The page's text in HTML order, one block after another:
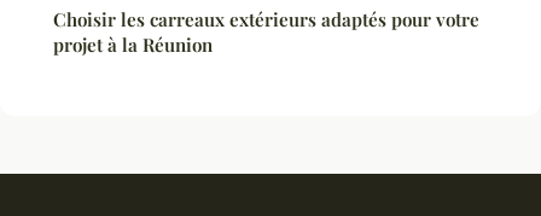
Choisir les carreaux extérieurs adaptés pour votre
projet à la Réunion